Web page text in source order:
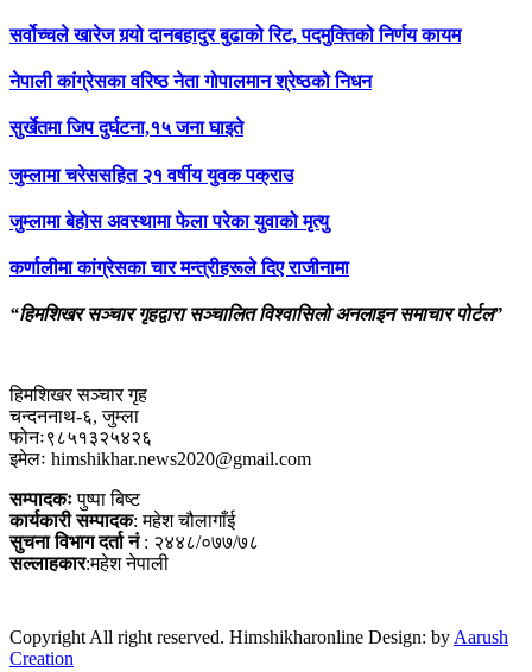
सर्वोच्चले खारेज गर्‍यो दानबहादुर बुढाको रिट, पदमुक्तिको निर्णय कायम
नेपाली कांग्रेसका वरिष्ठ नेता गोपालमान श्रेष्ठको निधन
सुर्खेतमा जिप दुर्घटना,१५ जना घाइते
जुम्लामा चरेससहित २१ वर्षीय युवक पक्राउ
जुम्लामा बेहोस अवस्थामा फेला परेका युवाको मृत्यु
कर्णालीमा कांग्रेसका चार मन्त्रीहरूले दिए राजीनामा
“हिमशिखर सञ्चार गृहद्वारा सञ्चालित विश्वासिलो अनलाइन समाचार पोर्टल”
हिमशिखर सञ्चार गृह
चन्दननाथ-६, जुम्ला
फोनः९८५१३२५४२६
इमेलः himshikhar.news2020@gmail.com
सम्पादकःपुष्पा बिष्ट
कार्यकारी सम्पादक: महेश चौलागाँई
सुचना विभाग दर्ता नं: २४४८/०७७/७८
सल्लाहकार:महेश नेपाली
Copyright All right reserved. Himshikharonline Design: byAarush
Creation